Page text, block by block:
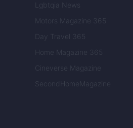
Lgbtqia News
Motors Magazine 365
Day Travel 365
Home Magazine 365
Cineverse Magazine
SecondHomeMagazine